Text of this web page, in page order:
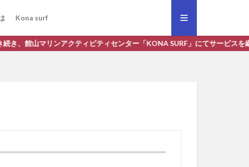
Kona surf
ー「KONA SURF」にてサービスを継続しています。よろしくおねがいし